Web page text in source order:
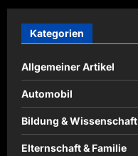
Kategorien
Allgemeiner Artikel
Automobil
Bildung & Wissenschaft
Elternschaft & Familie